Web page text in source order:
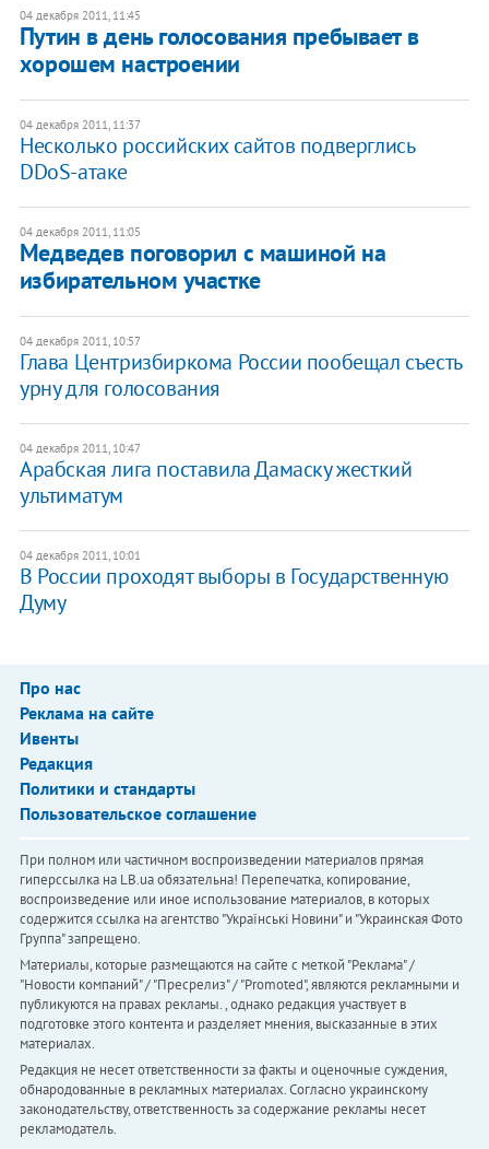
04 декабря 2011, 11:45
Путин в день голосования пребывает в
хорошем настроении
04 декабря 2011, 11:37
​Несколько российских сайтов подверглись
DDoS-атаке
04 декабря 2011, 11:05
Медведев поговорил с машиной на
избирательном участке
04 декабря 2011, 10:57
​Глава Центризбиркома России пообещал съесть
урну для голосования
04 декабря 2011, 10:47
Арабская лига поставила Дамаску жесткий
ультиматум
04 декабря 2011, 10:01
В России проходят выборы в Государственную
Думу
Про нас
Реклама на сайте
Ивенты
Редакция
Политики и стандарты
Пользовательское соглашение
При полном или частичном воспроизведении материалов прямая
гиперссылка на LB.ua обязательна! Перепечатка, копирование,
воспроизведение или иное использование материалов, в которых
содержится ссылка на агентство "Українськi Новини" и "Украинская Фото
Группа" запрещено.
Материалы, которые размещаются на сайте с меткой "Реклама" /
"Новости компаний" / "Пресрелиз" / "Promoted", являются рекламными и
публикуются на правах рекламы. , однако редакция участвует в
подготовке этого контента и разделяет мнения, высказанные в этих
материалах.
Редакция не несет ответственности за факты и оценочные суждения,
обнародованные в рекламных материалах. Согласно украинскому
законодательству, ответственность за содержание рекламы несет
рекламодатель.